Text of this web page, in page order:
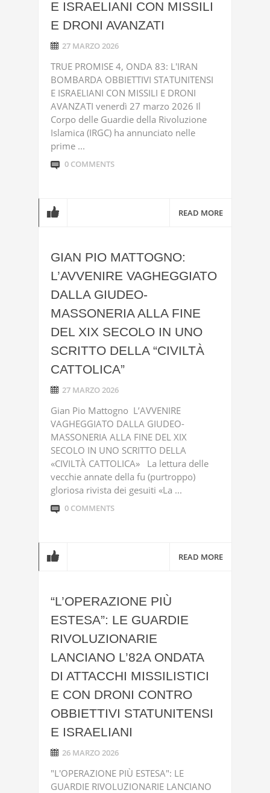
E ISRAELIANI CON MISSILI
E DRONI AVANZATI
27 MARZO 2026
TRUE PROMISE 4, ONDA 83: L'IRAN
BOMBARDA OBBIETTIVI STATUNITENSI
E ISRAELIANI CON MISSILI E DRONI
AVANZATI venerdì 27 marzo 2026 Il
Corpo delle Guardie della Rivoluzione
Islamica (IRGC) ha annunciato nelle
prime ...
0 COMMENTS
READ MORE
GIAN PIO MATTOGNO:
L’AVVENIRE VAGHEGGIATO
DALLA GIUDEO-
MASSONERIA ALLA FINE
DEL XIX SECOLO IN UNO
SCRITTO DELLA “CIVILTÀ
CATTOLICA”
27 MARZO 2026
Gian Pio Mattogno L’AVVENIRE
VAGHEGGIATO DALLA GIUDEO-
MASSONERIA ALLA FINE DEL XIX
SECOLO IN UNO SCRITTO DELLA
«CIVILTÀ CATTOLICA» La lettura delle
vecchie annate della fu (purtroppo)
gloriosa rivista dei gesuiti «La ...
0 COMMENTS
READ MORE
“L’OPERAZIONE PIÙ
ESTESA”: LE GUARDIE
RIVOLUZIONARIE
LANCIANO L’82A ONDATA
DI ATTACCHI MISSILISTICI
E CON DRONI CONTRO
OBBIETTIVI STATUNITENSI
E ISRAELIANI
26 MARZO 2026
"L'OPERAZIONE PIÙ ESTESA": LE
GUARDIE RIVOLUZIONARIE LANCIANO